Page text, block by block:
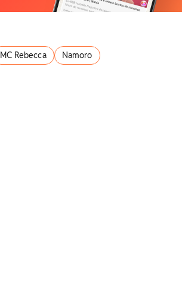
MC Rebecca Namoro